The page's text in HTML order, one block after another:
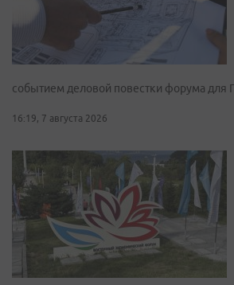
событием деловой повестки форума для
16:19, 7 августа 2026